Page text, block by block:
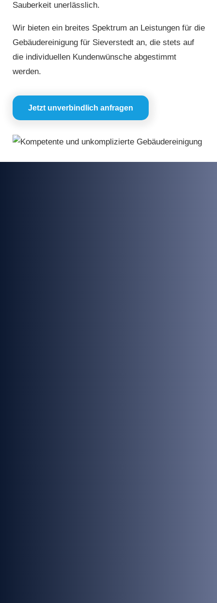
Sauberkeit unerlässlich.
Wir bieten ein breites Spektrum an Leistungen für die
Gebäudereinigung für Sieverstedt an, die stets auf
die individuellen Kundenwünsche abgestimmt
werden.
Jetzt unverbindlich anfragen